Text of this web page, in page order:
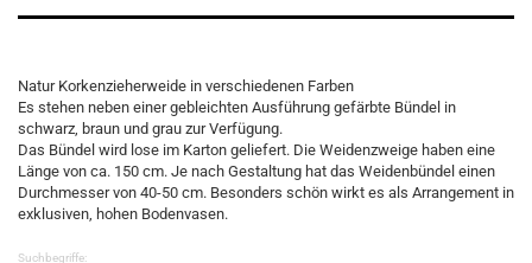
Natur Korkenzieherweide in verschiedenen Farben
Es stehen neben einer gebleichten Ausführung gefärbte Bündel in
schwarz, braun und grau zur Verfügung.
Das Bündel wird lose im Karton geliefert. Die Weidenzweige haben eine
Länge von ca. 150 cm. Je nach Gestaltung hat das Weidenbündel einen
Durchmesser von 40-50 cm. Besonders schön wirkt es als Arrangement in
exklusiven, hohen Bodenvasen.
Suchbegriffe: